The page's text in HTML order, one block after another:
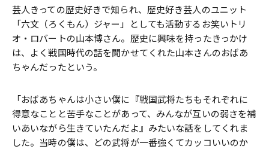
芸人きっての歴史好きで知られ、歴史好き芸人のユニット
「六文（ろくもん）ジャー」としても活動するお笑いトリ
オ・ロバートの山本博さん。歴史に興味を持ったきっかけ
は、よく戦国時代の話を聞かせてくれた山本さんのおばあ
ちゃんだったという。
「おばあちゃんは小さい僕に『戦国武将たちもそれぞれに
得意なことと苦手なことがあって、みんなが互いの弱さを補
いあいながら生きていたんだよ』みたいな話をしてくれま
した。当時の僕は、どの武将が一番強くてカッコいいのか